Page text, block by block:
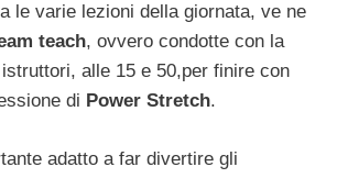
le varie lezioni della giornata, ve ne
teach, ovvero condotte con la
alle 15 e 50,per finire con
di Power Stretch.
adatto a far divertire gli